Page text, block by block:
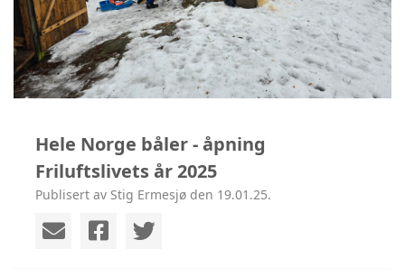
Hele Norge båler - åpning
Friluftslivets år 2025
Publisert av Stig Ermesjø den 19.01.25.